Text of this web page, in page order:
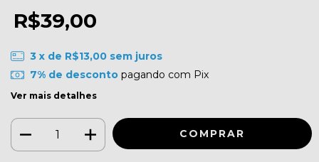
R$39,00
3 x de R$13,00 sem juros
7% de descontopagando com Pix
Ver mais detalhes